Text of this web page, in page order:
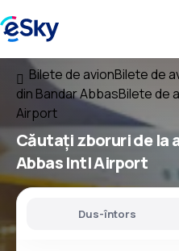
Bilete de avionBilete de
din Bandar AbbasBilete de
Airport
Căutațizboruride la
Abbas Intl Airport
Dus-întors